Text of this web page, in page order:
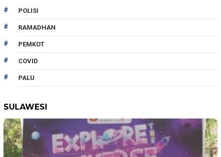
POLISI
RAMADHAN
PEMKOT
COVID
PALU
SULAWESI